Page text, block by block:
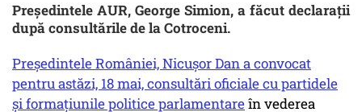
Președintele AUR, George Simion, a făcut declarații
după consultările de la Cotroceni.
Preşedintele României, Nicuşor Dan a convocat
pentru astăzi, 18 mai, consultări oficiale cu partidele
şi formaţiunile politice parlamentareîn vederea